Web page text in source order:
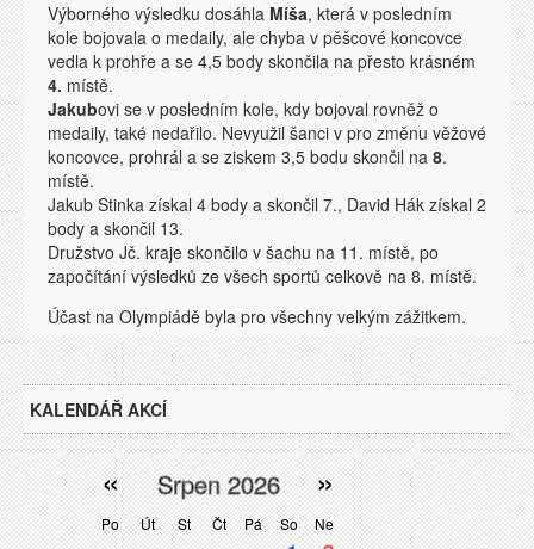
Výborného výsledku dosáhla Míša, která v posledním
kole bojovala o medaily, ale chyba v pěšcové koncovce
vedla k prohře a se 4,5 body skončila na přesto krásném
4. místě.
Jakubovi se v posledním kole, kdy bojoval rovněž o
medaily, také nedařilo. Nevyužil šanci v pro změnu věžové
koncovce, prohrál a se ziskem 3,5 bodu skončil na 8.
místě.
Jakub Stinka získal 4 body a skončil 7., David Hák získal 2
body a skončil 13.
Družstvo Jč. kraje skončilo v šachu na 11. místě, po
započítání výsledků ze všech sportů celkově na 8. místě.
Účast na Olympiádě byla pro všechny velkým zážitkem.
KALENDÁŘ AKCÍ
Po Út St Čt Pá So Ne
« »
Srpen 2026